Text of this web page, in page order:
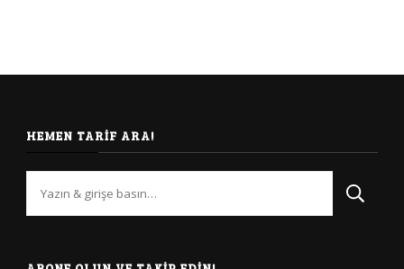
HEMEN TARIF ARA!
arıyorsunuz?